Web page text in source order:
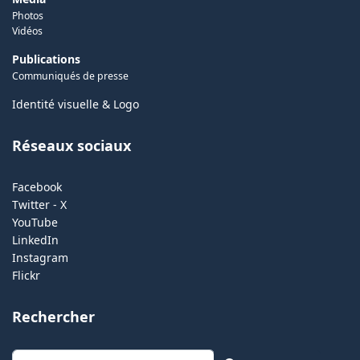
Photos
Vidéos
Publications
Communiqués de presse
Identité visuelle & Logo
Réseaux sociaux
Facebook
Twitter - X
YouTube
LinkedIn
Instagram
Flickr
Rechercher